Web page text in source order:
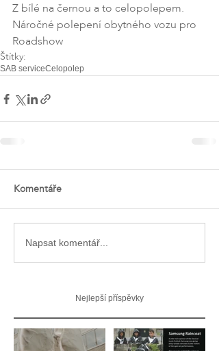
Z bílé na černou a to celopolepem.
Náročné polepení obytného vozu pro
Roadshow
Štítky:
SAB serviceCelopolep
Komentáře
Napsat komentář...
Nejlepší příspěvky